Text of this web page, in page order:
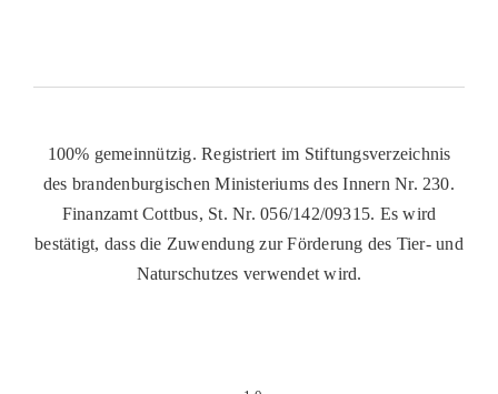
100% gemeinnützig. Registriert im Stiftungsverzeichnis
des brandenburgischen Ministeriums des Innern Nr. 230.
Finanzamt Cottbus, St. Nr. 056/142/09315. Es wird
bestätigt, dass die Zuwendung zur Förderung des Tier- und
Naturschutzes verwendet wird.